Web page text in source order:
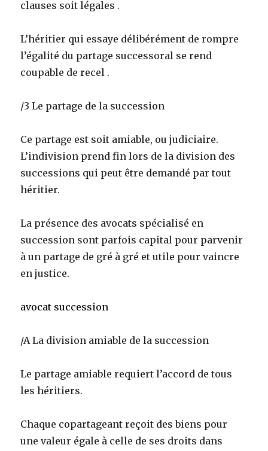
clauses soit légales .
L’héritier qui essaye délibérément de rompre
l’égalité du partage successoral se rend
coupable de recel .
/3 Le partage de la succession
Ce partage est soit amiable, ou judiciaire.
L’indivision prend fin lors de la division des
successions qui peut être demandé par tout
héritier.
La présence des avocats spécialisé en
succession sont parfois capital pour parvenir
à un partage de gré à gré et utile pour vaincre
en justice.
avocat succession
/A La division amiable de la succession
Le partage amiable requiert l’accord de tous
les héritiers.
Chaque copartageant reçoit des biens pour
une valeur égale à celle de ses droits dans